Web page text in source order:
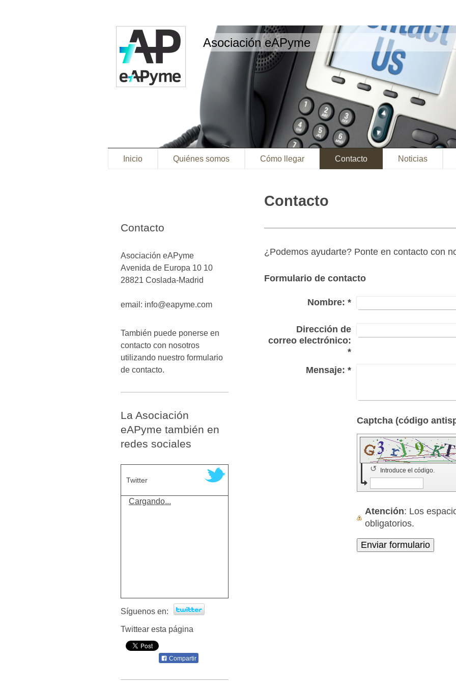
Asociación eAPyme
Inicio Quiénes somos Cómo llegar Contacto Noticias
Contacto
¿Podemos ayudarte? Ponte en contacto con
Formulario de contacto
Nombre: *
Dirección de
correo electrónico:
*
Mensaje: *
Introduce el código.
↺
Atención : Los
obligatorios.
Contacto
Asociación eAPyme
Avenida de Europa 10 10
28821 Coslada-Madrid
email: info@eapyme.com
También puede ponerse en
contacto con nosotros
utilizando nuestro formulario
de contacto.
La Asociación
eAPyme también en
redes sociales
Twitter
Cargando...
Síguenos en:
Twittear esta página
Compartir